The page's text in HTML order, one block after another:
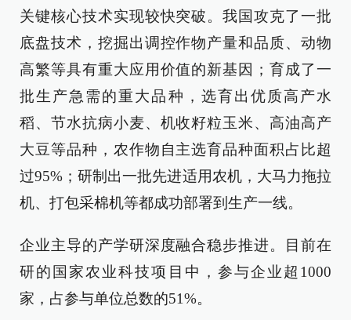
关键核心技术实现较快突破。我国攻克了一批
底盘技术，挖掘出调控作物产量和品质、动物
高繁等具有重大应用价值的新基因；育成了一
批生产急需的重大品种，选育出优质高产水
稻、节水抗病小麦、机收籽粒玉米、高油高产
大豆等品种，农作物自主选育品种面积占比超
过95%；研制出一批先进适用农机，大马力拖拉
机、打包采棉机等都成功部署到生产一线。
企业主导的产学研深度融合稳步推进。目前在
研的国家农业科技项目中，参与企业超1000
家，占参与单位总数的51%。